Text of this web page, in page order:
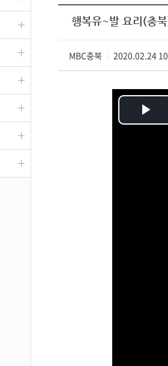
종영프로그램
행복유~발 요리(충
MBC충북 2020.02.24